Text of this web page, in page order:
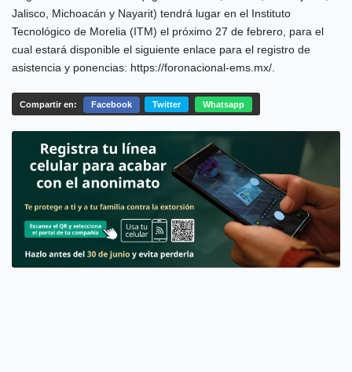
Jalisco, Michoacán y Nayarit) tendrá lugar en el Instituto
Tecnológico de Morelia (ITM) el próximo 27 de febrero, para el
cual estará disponible el siguiente enlace para el registro de
asistencia y ponencias: https://foronacional-ems.mx/.
Compartir en: Facebook Twitter Whatsapp